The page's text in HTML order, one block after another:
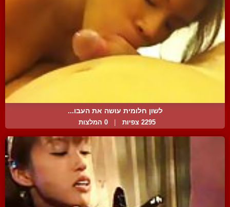
לשון חלומית עושה את העבו...
2295 צפיות 0 המלצות